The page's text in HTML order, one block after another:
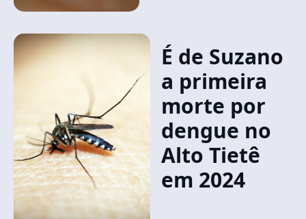
É de Suzano
a primeira
morte por
dengue no
Alto Tietê
em 2024